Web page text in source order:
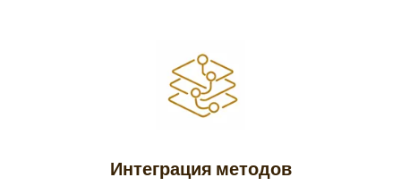
Интеграция методов